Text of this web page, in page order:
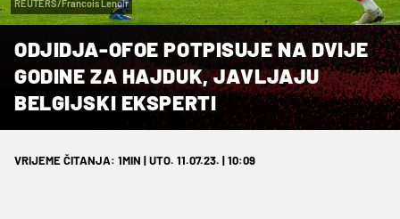
REUTERS/Francois Lenoir
ODJIDJA-OFOE POTPISUJE NA DVIJE
GODINE ZA HAJDUK, JAVLJAJU
BELGIJSKI EKSPERTI
VRIJEME ČITANJA: 1MIN | UTO. 11.07.23. | 10:09